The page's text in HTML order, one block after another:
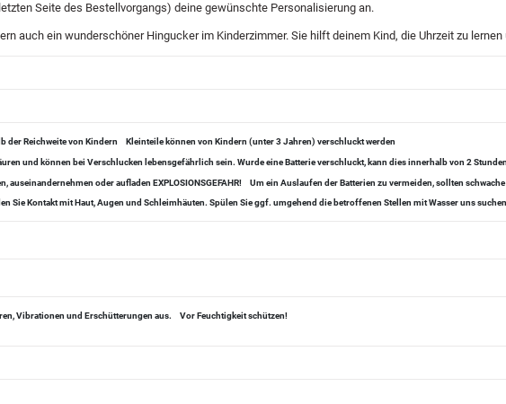
Seite des Bestellvorgangs) deine gewünschte Personalisierung an.
auch ein wunderschöner Hingucker im Kinderzimmer. Sie hilft deinem Kind, die Uhrzeit zu
der Reichweite von Kindern Kleinteile können von Kindern (unter 3 Jahren) verschluckt werden
und können bei Verschlucken lebensgefährlich sein. Wurde eine Batterie verschluckt, kann dies innerhalb von 2
auseinandernehmen oder aufladen EXPLOSIONSGEFAHR! Um ein Auslaufen der Batterien zu vermeiden, sollten
Sie Kontakt mit Haut, Augen und Schleimhäuten. Spülen Sie ggf. umgehend die betroffenen Stellen mit Wasser uns
Vibrationen und Erschütterungen aus. Vor Feuchtigkeit schützen!